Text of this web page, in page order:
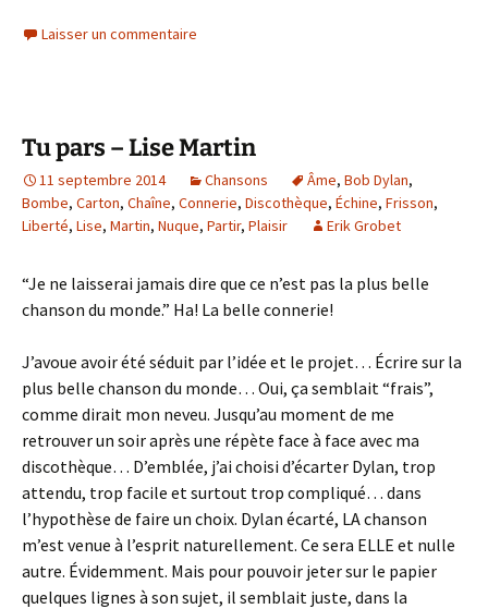
Laisser un commentaire
Tu pars – Lise Martin
11 septembre 2014 Chansons Âme, Bob Dylan,
Bombe, Carton, Chaîne, Connerie, Discothèque, Échine, Frisson,
Liberté, Lise, Martin, Nuque, Partir, Plaisir Erik Grobet
“Je ne laisserai jamais dire que ce n’est pas la plus belle
chanson du monde.” Ha! La belle connerie!
J’avoue avoir été séduit par l’idée et le projet… Écrire sur la
plus belle chanson du monde… Oui, ça semblait “frais”,
comme dirait mon neveu. Jusqu’au moment de me
retrouver un soir après une répète face à face avec ma
discothèque… D’emblée, j’ai choisi d’écarter Dylan, trop
attendu, trop facile et surtout trop compliqué… dans
l’hypothèse de faire un choix. Dylan écarté, LA chanson
m’est venue à l’esprit naturellement. Ce sera ELLE et nulle
autre. Évidemment. Mais pour pouvoir jeter sur le papier
quelques lignes à son sujet, il semblait juste, dans la